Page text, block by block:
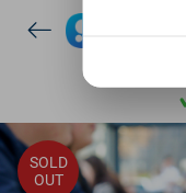
SOLD
OUT